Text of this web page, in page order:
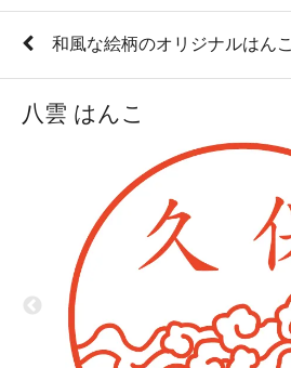
和風な絵柄のオリジナルはんこ
八雲 はんこ